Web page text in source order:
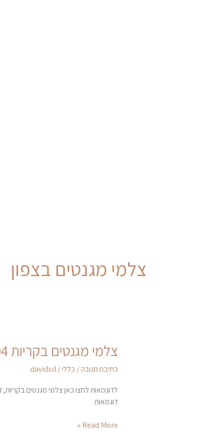
צלמי מגנטים בצפון
צלמי מגנטים בקריות 052-6620404
כתיבת תגובה/ כללי/
davidsd
לדוגמאות לחצו כאן צלמי מגנטים
דוגמאות
צלמי
מגנטים
בקריות
6620404
Read More »